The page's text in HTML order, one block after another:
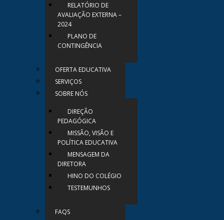
RELATÓRIO DE
AVALIAÇÃO EXTERNA –
2024
PLANO DE
CONTINGÊNCIA
OFERTA EDUCATIVA
SERVIÇOS
SOBRE NÓS
DIREÇÃO
PEDAGÓGICA
MISSÃO, VISÃO E
POLÍTICA EDUCATIVA
MENSAGEM DA
DIRETORA
HINO DO COLÉGIO
TESTEMUNHOS
FAQS